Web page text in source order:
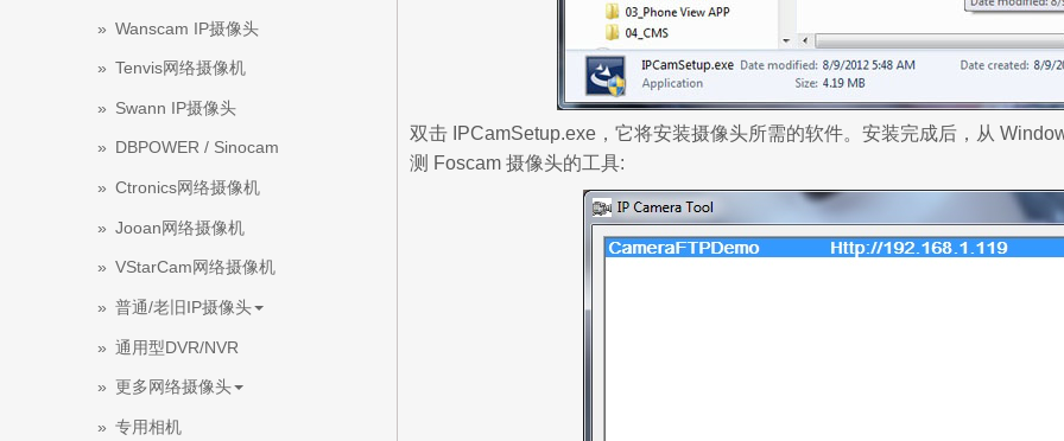
Wanscam IP摄像头
Tenvis网络摄像机
Swann IP摄像头
DBPOWER / Sinocam
Ctronics网络摄像机
Jooan网络摄像机
VStarCam网络摄像机
普通/老旧IP摄像头
通用型DVR/NVR
更多网络摄像头
专用相机
双击 IPCamSetup.exe，它将安装摄像头所需的软件。安装完成后，从
测 Foscam 摄像头的工具: